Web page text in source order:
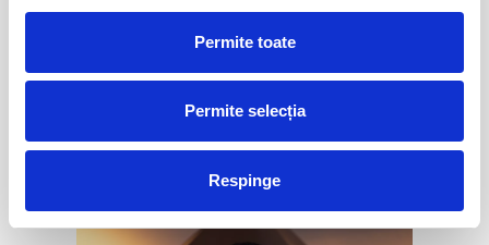
Permite toate
Permite selecția
Respinge
Team leader / Scanare laser 3D
9 ani experiență